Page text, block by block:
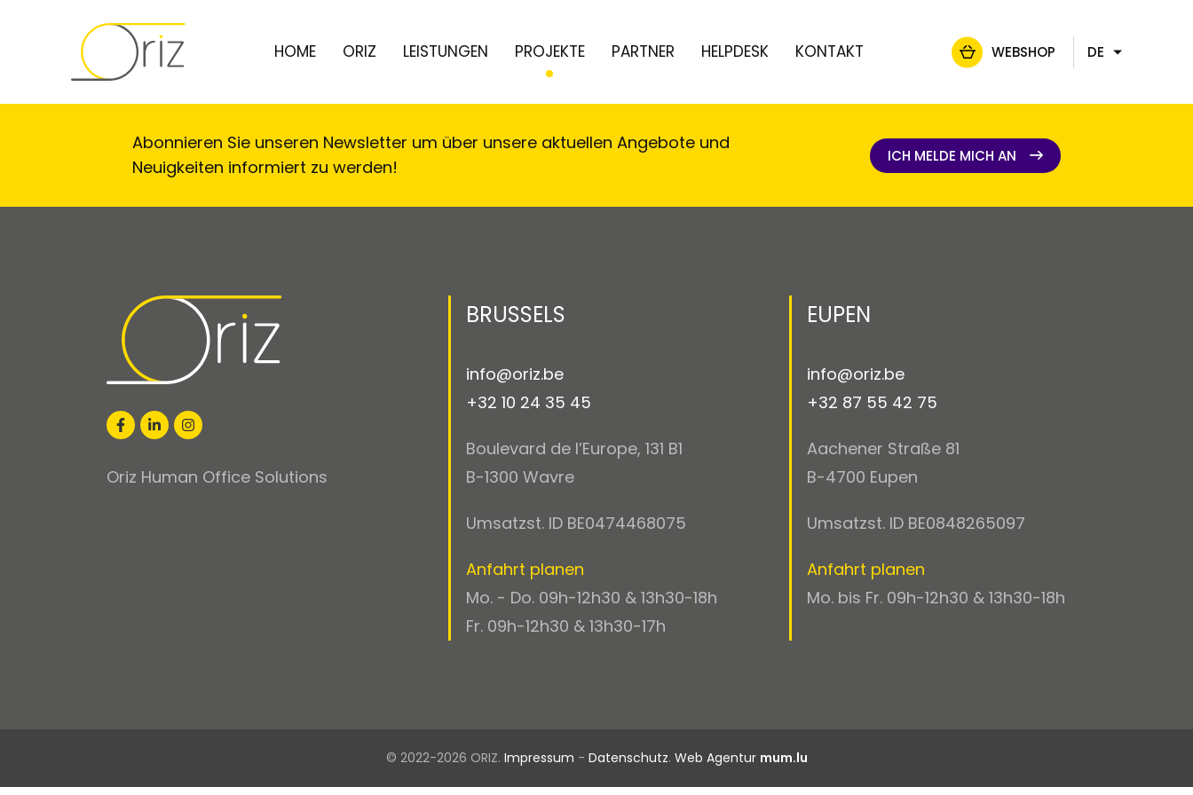
HOME ORIZ LEISTUNGEN PROJEKTE PARTNER HELPDESK KONTAKT WEBSHOP
DE
Abonnieren Sie unseren Newsletter um über unsere aktuellen Angebote und
Neuigkeiten informiert zu werden!
ICH MELDE MICH AN
Oriz Human Office Solutions
BRUSSELS
info@oriz.be
+32 10 24 35 45
Boulevard de l’Europe, 131 B1
B-1300 Wavre
Umsatzst. ID BE0474468075
Anfahrt planen
Mo. - Do. 09h-12h30 & 13h30-18h
Fr. 09h-12h30 & 13h30-17h
EUPEN
info@oriz.be
+32 87 55 42 75
Aachener Straße 81
B-4700 Eupen
Umsatzst. ID BE0848265097
Anfahrt planen
Mo. bis Fr. 09h-12h30 & 13h30-18h
© 2022-2026 ORIZ. Impressum - Datenschutz. Web Agentur mum.lu